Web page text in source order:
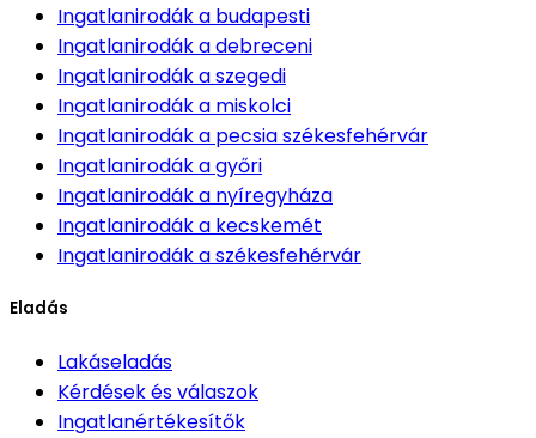
Ingatlanirodáka budapesti
Ingatlanirodáka debreceni
Ingatlanirodáka szegedi
Ingatlanirodáka miskolci
Ingatlanirodáka pecsia székesfehérvár
Ingatlanirodáka győri
Ingatlanirodáka nyíregyháza
Ingatlanirodáka kecskemét
Ingatlanirodáka székesfehérvár
Eladás
Lakáseladás
Kérdések és válaszok
Ingatlanértékesítők